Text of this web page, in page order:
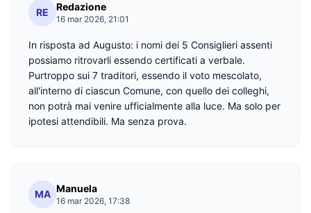
RE Redazione
16 mar 2026, 21:01
In risposta ad Augusto: i nomi dei 5 Consiglieri assenti
possiamo ritrovarli essendo certificati a verbale.
Purtroppo sui 7 traditori, essendo il voto mescolato,
all'interno di ciascun Comune, con quello dei colleghi,
non potrà mai venire ufficialmente alla luce. Ma solo per
ipotesi attendibili. Ma senza prova.
MA Manuela
16 mar 2026, 17:38